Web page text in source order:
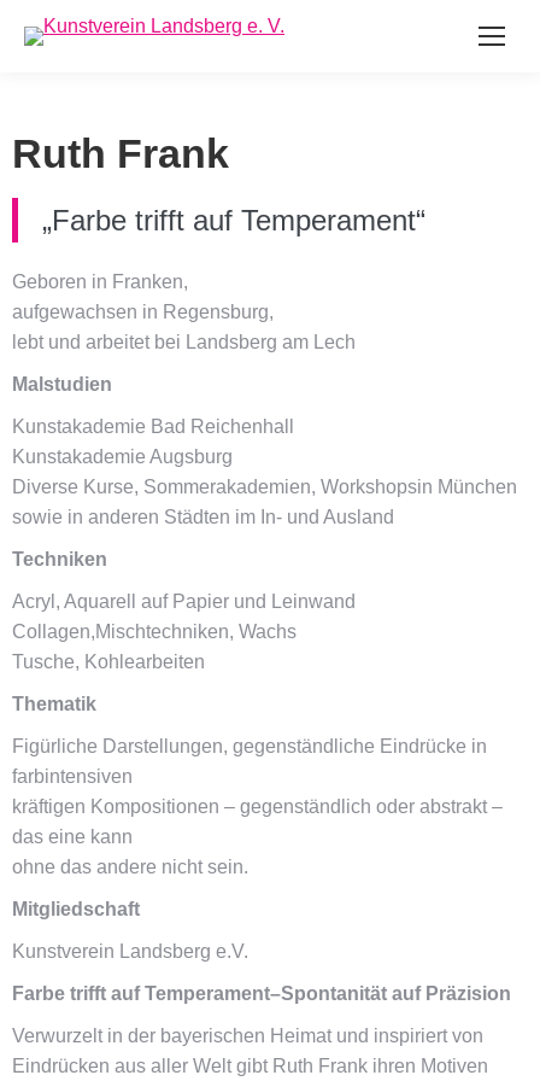
Ruth Frank
„Farbe trifft auf Temperament“
Geboren in Franken,
aufgewachsen in Regensburg,
lebt und arbeitet bei Landsberg am Lech
Malstudien
Kunstakademie Bad Reichenhall
Kunstakademie Augsburg
Diverse Kurse, Sommerakademien, Workshopsin München
sowie in anderen Städten im In- und Ausland
Techniken
Acryl, Aquarell auf Papier und Leinwand
Collagen,Mischtechniken, Wachs
Tusche, Kohlearbeiten
Thematik
Figürliche Darstellungen, gegenständliche Eindrücke in
farbintensiven
kräftigen Kompositionen – gegenständlich oder abstrakt –
das eine kann
ohne das andere nicht sein.
Mitgliedschaft
Kunstverein Landsberg e.V.
Farbe trifft auf Temperament–Spontanität auf Präzision
Verwurzelt in der bayerischen Heimat und inspiriert von
Eindrücken aus aller Welt gibt Ruth Frank ihren Motiven